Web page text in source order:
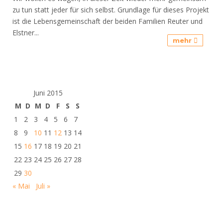
zu tun statt jeder für sich selbst. Grundlage für dieses Projekt
ist die Lebensgemeinschaft der beiden Familien Reuter und
Elstner...
mehr
Juni 2015
M D M D F S
S
1
2 3 4 5 6
7
8
9 10 11 12 13 14
15 16 17 18 19 20 21
22 23 24 25 26 27 28
29 30
« Mai
Juli »